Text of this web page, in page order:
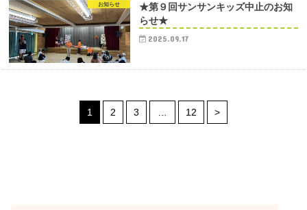
お知らせ
★第９回サンサンキッズ中止のお知
らせ★
2025.09.17
1 2 3 … 12 >